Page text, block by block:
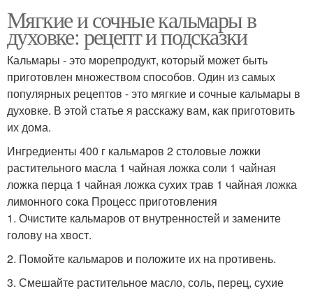
Мягкие и сочные кальмары в
духовке: рецепт и подсказки
Кальмары - это морепродукт, который может быть
приготовлен множеством способов. Один из самых
популярных рецептов - это мягкие и сочные кальмары в
духовке. В этой статье я расскажу вам, как приготовить
их дома.
Ингредиенты 400 г кальмаров 2 столовые ложки
растительного масла 1 чайная ложка соли 1 чайная
ложка перца 1 чайная ложка сухих трав 1 чайная ложка
лимонного сока Процесс приготовления
1. Очистите кальмаров от внутренностей и замените
голову на хвост.
2. Помойте кальмаров и положите их на противень.
3. Смешайте растительное масло, соль, перец, сухие